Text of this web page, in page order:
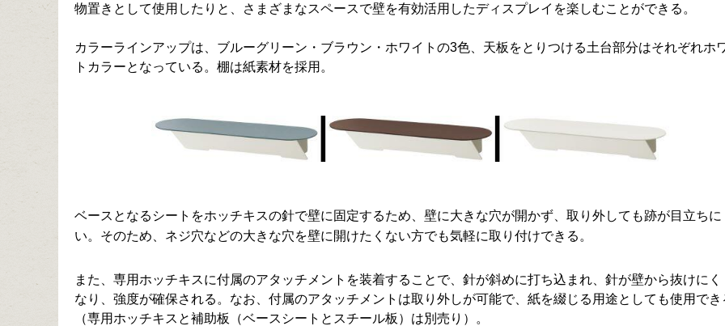
物置きとして使用したりと、さまざまなスペースで壁を有効活用したディスプレイを楽しむことができる。
カラーラインアップは、ブルーグリーン・ブラウン・ホワイトの3色、天板をとりつける土台部分はそれぞれホ
トカラーとなっている。棚は紙素材を採用。
ベースとなるシートをホッチキスの針で壁に固定するため、壁に大きな穴が開かず、取り外しても跡が目立ちに
い。そのため、ネジ穴などの大きな穴を壁に開けたくない方でも気軽に取り付けできる。
また、専用ホッチキスに付属のアタッチメントを装着することで、針が斜めに打ち込まれ、針が壁から抜けにく
なり、強度が確保される。なお、付属のアタッチメントは取り外しが可能で、紙を綴じる用途としても使用でき
（専用ホッチキスと補助板（ベースシートとスチール板）は別売り）。